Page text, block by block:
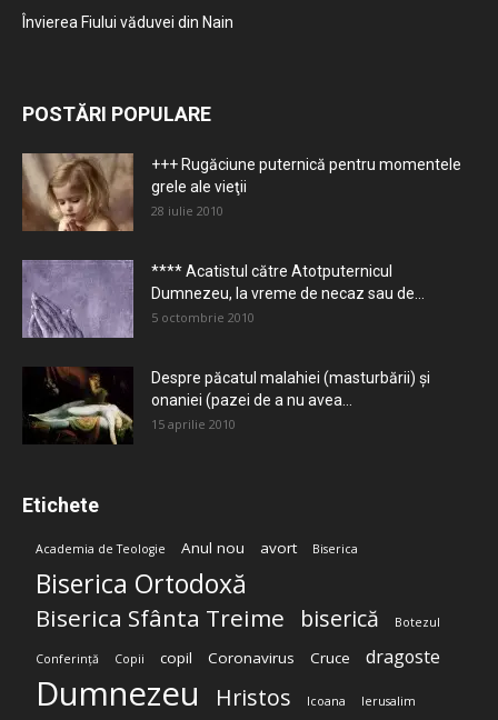
Învierea Fiului văduvei din Nain
POSTĂRI POPULARE
+++ Rugăciune puternică pentru momentele
grele ale vieţii
28 iulie 2010
**** Acatistul către Atotputernicul
Dumnezeu, la vreme de necaz sau de...
5 octombrie 2010
Despre păcatul malahiei (masturbării) şi
onaniei (pazei de a nu avea...
15 aprilie 2010
Etichete
Academia de Teologie Anul nou avort Biserica
Biserica Ortodoxă
Biserica Sfânta Treime biserică Botezul
Conferință Copii copil Coronavirus Cruce dragoste
Dumnezeu Hristos Icoana Ierusalim